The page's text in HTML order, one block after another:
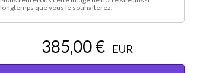
longtemps que vous le souhaiterez.
385,00 € EUR